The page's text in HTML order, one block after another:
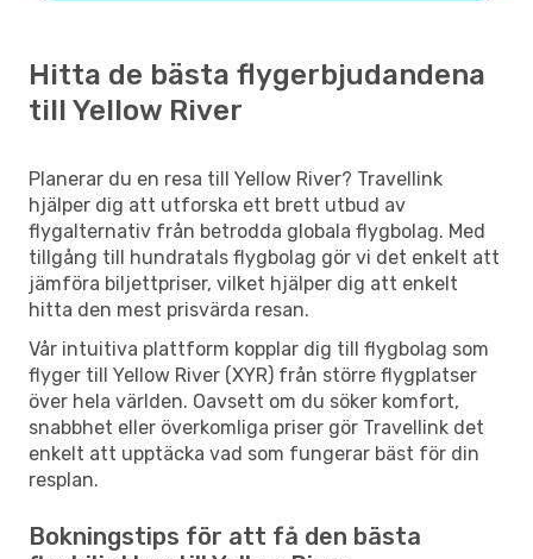
Hitta de bästa flygerbjudandena
till Yellow River
Planerar du en resa till Yellow River? Travellink
hjälper dig att utforska ett brett utbud av
flygalternativ från betrodda globala flygbolag. Med
tillgång till hundratals flygbolag gör vi det enkelt att
jämföra biljettpriser, vilket hjälper dig att enkelt
hitta den mest prisvärda resan.
Vår intuitiva plattform kopplar dig till flygbolag som
flyger till Yellow River (XYR) från större flygplatser
över hela världen. Oavsett om du söker komfort,
snabbhet eller överkomliga priser gör Travellink det
enkelt att upptäcka vad som fungerar bäst för din
resplan.
Bokningstips för att få den bästa